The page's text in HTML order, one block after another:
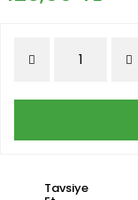
Tavsiye